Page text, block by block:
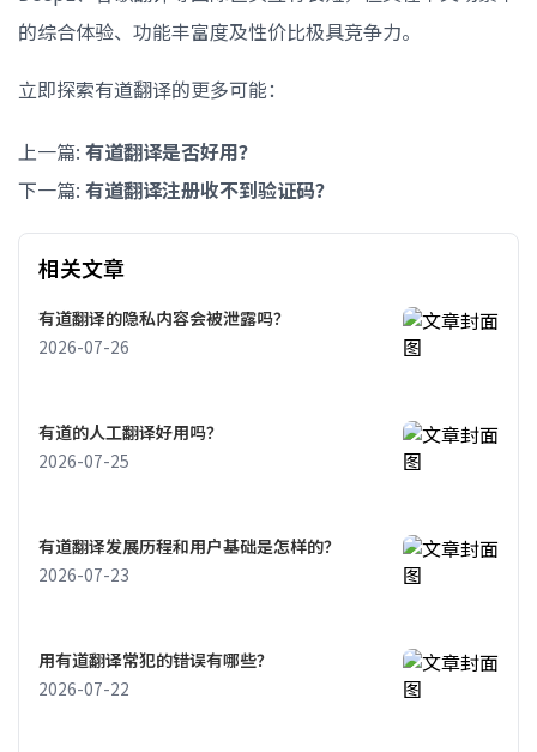
的综合体验、功能丰富度及性价比极具竞争力。
立即探索有道翻译的更多可能：
上一篇: 有道翻译是否好用？
下一篇: 有道翻译注册收不到验证码？
相关文章
有道翻译的隐私内容会被泄露吗？
2026-07-26
有道的人工翻译好用吗？
2026-07-25
有道翻译发展历程和用户基础是怎样的？
2026-07-23
用有道翻译常犯的错误有哪些？
2026-07-22